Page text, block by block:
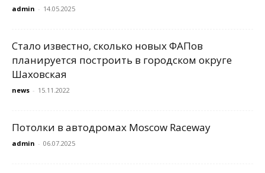
admin - 14.05.2025
Стало известно, сколько новых ФАПов
планируется построить в городском округе
Шаховская
news - 15.11.2022
Потолки в автодромах Moscow Raceway
admin - 06.07.2025